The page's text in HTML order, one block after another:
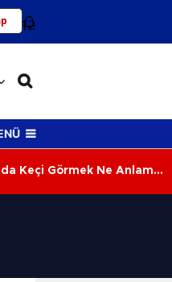
12
Keçi Görmek Ne Anlama